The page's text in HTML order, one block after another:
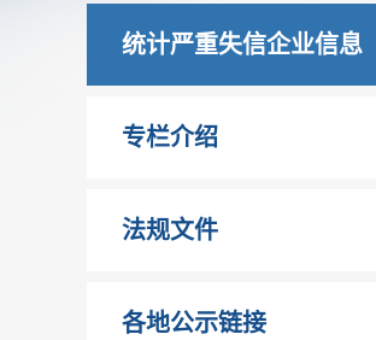
统计严重失信企业信息
专栏介绍
法规文件
各地公示链接